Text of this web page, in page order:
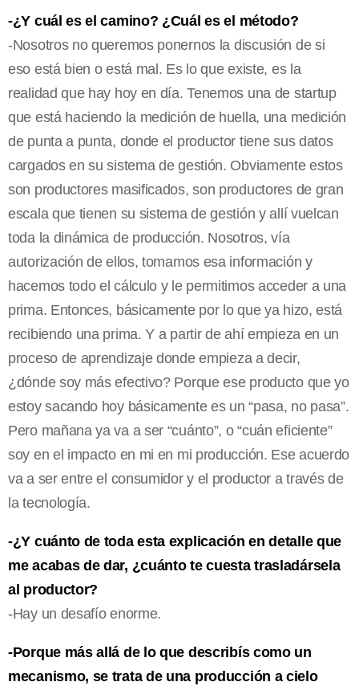
-¿Y cuál es el camino? ¿Cuál es el método?
-Nosotros no queremos ponernos la discusión de si
eso está bien o está mal. Es lo que existe, es la
realidad que hay hoy en día. Tenemos una de startup
que está haciendo la medición de huella, una medición
de punta a punta, donde el productor tiene sus datos
cargados en su sistema de gestión. Obviamente estos
son productores masificados, son productores de gran
escala que tienen su sistema de gestión y allí vuelcan
toda la dinámica de producción. Nosotros, vía
autorización de ellos, tomamos esa información y
hacemos todo el cálculo y le permitimos acceder a una
prima. Entonces, básicamente por lo que ya hizo, está
recibiendo una prima. Y a partir de ahí empieza en un
proceso de aprendizaje donde empieza a decir,
¿dónde soy más efectivo? Porque ese producto que yo
estoy sacando hoy básicamente es un “pasa, no pasa”.
Pero mañana ya va a ser “cuánto”, o “cuán eficiente”
soy en el impacto en mi en mi producción. Ese acuerdo
va a ser entre el consumidor y el productor a través de
la tecnología.
-¿Y cuánto de toda esta explicación en detalle que
me acabas de dar, ¿cuánto te cuesta trasladársela
al productor?
-Hay un desafío enorme.
-Porque más allá de lo que describís como un
mecanismo, se trata de una producción a cielo